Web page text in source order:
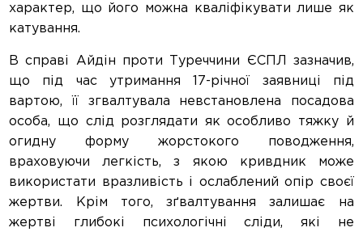
характер, що його можна кваліфікувати лише як
катування.
В справі Айдін проти Туреччини ЄСПЛ зазначив,
що під час утримання 17-річної заявниці під
вартою, її згвалтувала невстановлена посадова
особа, що слід розглядати як особливо тяжку й
огидну форму жорстокого поводження,
враховуючи легкість, з якою кривдник може
використати вразливість і ослаблений опір своєї
жертви. Крім того, зґвалтування залишає на
жертві глибокі психологічні сліди, які не